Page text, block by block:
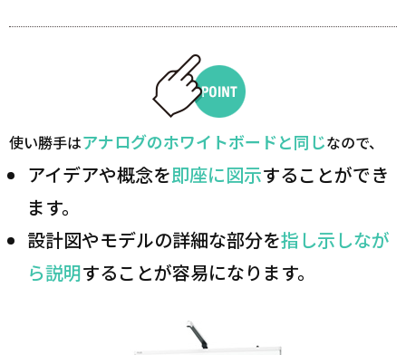
使い勝手はアナログのホワイトボードと同じなので、
アイデアや概念を即座に図示することができ
ます。
設計図やモデルの詳細な部分を指し示しなが
ら説明することが容易になります。